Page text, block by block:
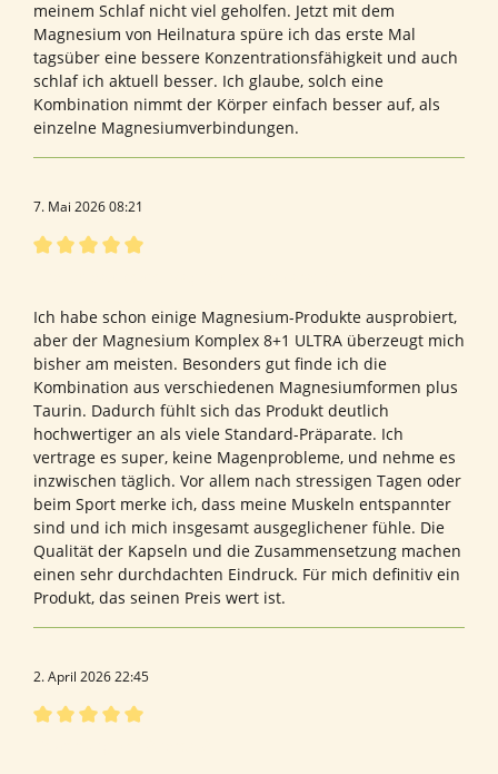
meinem Schlaf nicht viel geholfen. Jetzt mit dem
Magnesium von Heilnatura spüre ich das erste Mal
tagsüber eine bessere Konzentrationsfähigkeit und auch
schlaf ich aktuell besser. Ich glaube, solch eine
Kombination nimmt der Körper einfach besser auf, als
einzelne Magnesiumverbindungen.
7. Mai 2026 08:21
Ich habe schon einige Magnesium-Produkte ausprobiert,
aber der Magnesium Komplex 8+1 ULTRA überzeugt mich
bisher am meisten. Besonders gut finde ich die
Kombination aus verschiedenen Magnesiumformen plus
Taurin. Dadurch fühlt sich das Produkt deutlich
hochwertiger an als viele Standard-Präparate. Ich
vertrage es super, keine Magenprobleme, und nehme es
inzwischen täglich. Vor allem nach stressigen Tagen oder
beim Sport merke ich, dass meine Muskeln entspannter
sind und ich mich insgesamt ausgeglichener fühle. Die
Qualität der Kapseln und die Zusammensetzung machen
einen sehr durchdachten Eindruck. Für mich definitiv ein
Produkt, das seinen Preis wert ist.
2. April 2026 22:45